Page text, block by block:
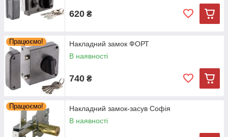
620 ₴
Працюємо!
Накладний замок ФОРТ
В наявності
740 ₴
Працюємо!
Накладний замок-засув Софія
В наявності